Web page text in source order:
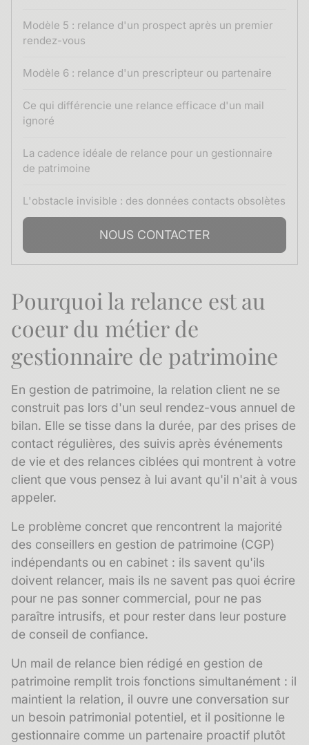
Modèle 5 : relance d'un prospect après un premier
rendez-vous
Modèle 6 : relance d'un prescripteur ou partenaire
Ce qui différencie une relance efficace d'un mail
ignoré
La cadence idéale de relance pour un gestionnaire
de patrimoine
L'obstacle invisible : des données contacts obsolètes
NOUS CONTACTER
Pourquoi la relance est au
coeur du métier de
gestionnaire de patrimoine
En gestion de patrimoine, la relation client ne se
construit pas lors d'un seul rendez-vous annuel de
bilan. Elle se tisse dans la durée, par des prises de
contact régulières, des suivis après événements
de vie et des relances ciblées qui montrent à votre
client que vous pensez à lui avant qu'il n'ait à vous
appeler.
Le problème concret que rencontrent la majorité
des conseillers en gestion de patrimoine (CGP)
indépendants ou en cabinet : ils savent qu'ils
doivent relancer, mais ils ne savent pas quoi écrire
pour ne pas sonner commercial, pour ne pas
paraître intrusifs, et pour rester dans leur posture
de conseil de confiance.
Un mail de relance bien rédigé en gestion de
patrimoine remplit trois fonctions simultanément : il
maintient la relation, il ouvre une conversation sur
un besoin patrimonial potentiel, et il positionne le
gestionnaire comme un partenaire proactif plutôt